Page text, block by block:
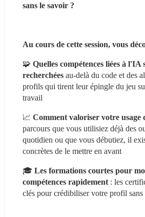
sans le savoir ?
Au cours de cette session, vous
🧩 Quelles compétences liées à l'IA
recherchées au-delà du code et des
profils qui tirent leur épingle du jeu
travail
📈 Comment valoriser votre usage
parcours que vous utilisiez déjà des
quotidien ou que vous débutiez, il
concrètes de le mettre en avant
🎓 Les formations courtes pour
compétences rapidement : les
clés pour crédibiliser votre profil sans